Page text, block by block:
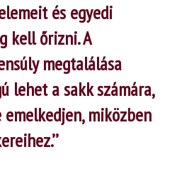
és egyedi
kell őrizni. A
megtalálása
lehet a sakk számára,
miközben